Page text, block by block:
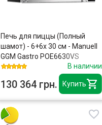
Купить
Печь для пиццы (Полный
шамот) - 6+6x 30 см - Manuell
GGM Gastro POE6630VS
В наличии
130 364 грн.